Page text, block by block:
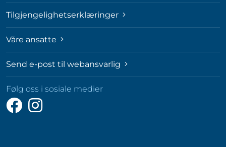
Tilgjengelighetserklæringer
Våre ansatte
Send e-post til webansvarlig
Følg oss i sosiale medier
Følg
oss
Følg
oss